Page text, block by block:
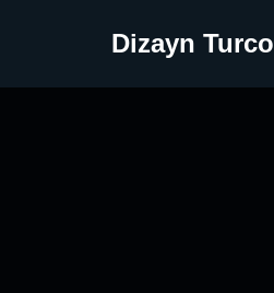
Dizayn Turco